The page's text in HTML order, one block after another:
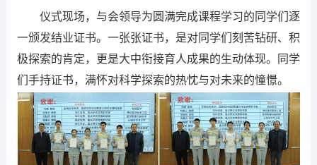
仪式现场，与会领导为圆满完成课程学习的同学们逐
一颁发结业证书。一张张证书，是对同学们刻苦钻研、积
极探索的肯定，更是大中衔接育人成果的生动体现。同学
们手持证书，满怀对科学探索的热忱与对未来的憧憬。